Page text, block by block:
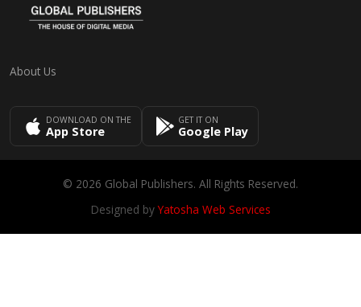
About Us
DOWNLOAD ON THE
App Store
GET IT ON
Google Play
© 2026 Global Publishers. All Rights Reserved.
Designed byYatosha Web Services